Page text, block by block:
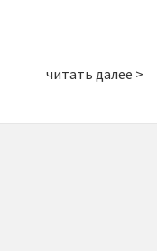
читать далее >